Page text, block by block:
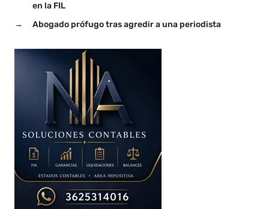
en la FIL
→
Abogado prófugo tras agredir a una periodista